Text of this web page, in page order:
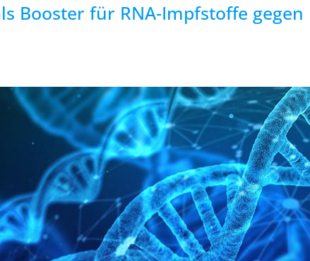
Booster für RNA-Impfstoffe gegen